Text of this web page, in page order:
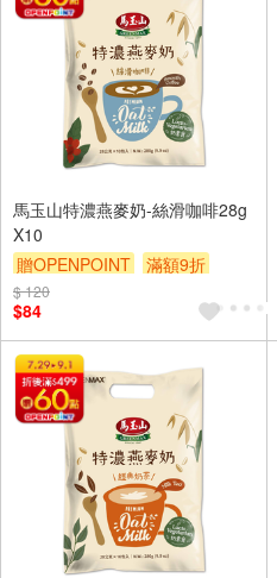
馬玉山特濃燕麥奶-絲滑咖啡28g
X10
贈OPENPOINT
滿額9折
贈$200
$ 120
$84